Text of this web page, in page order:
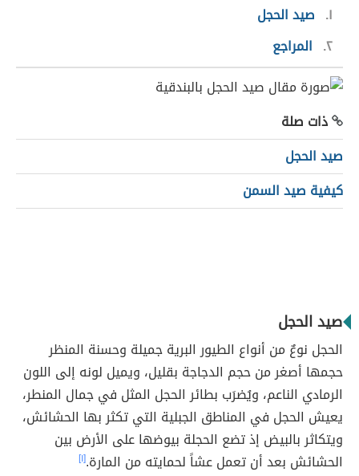
١
صيد الحجل
٢ المراجع
ذات صلة
صيد الحجل
كيفية صيد السمن
صيد الحجل
الحجل نوعٌ من أنواع الطيور البرية جميلة وحسنة المنظر
حجمها أصغر من حجم الدجاجة بقليل، ويميل لونه إلى اللون
الرمادي الناعم، ويُضرَب بطائر الحجل المثل في جمال المنطر،
يعيش الحجل في المناطق الجبلية التي تكثر بها الحشائش،
ويتكاثر بالبيض إذ تضع الحجلة بيوضها على الأرض بين
الحشائش بعد أن تعمل عشاً لحمايته من المارة.[١]